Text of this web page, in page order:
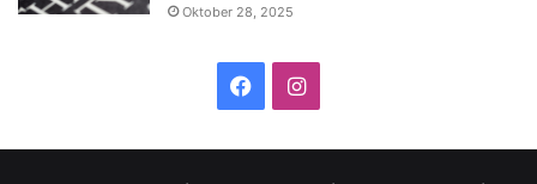
Oktober 28, 2025
FacebookInstagram